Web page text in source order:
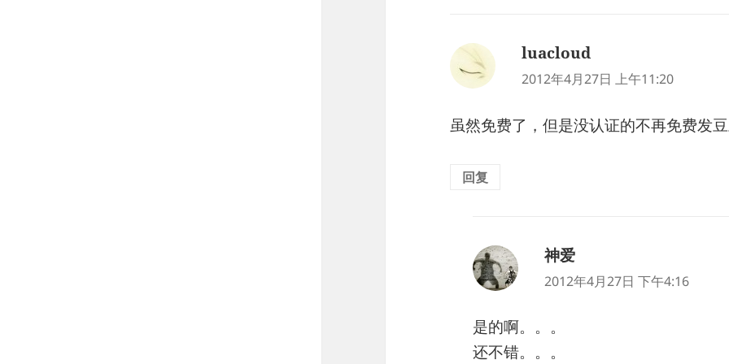
luacloud
道：
2012年4月27日 上午11:20
虽然免费了，但是没认证的不再免费发
回复
神爱
道：
2012年4月27日 下午4:16
是的啊。。。
还不错。。。